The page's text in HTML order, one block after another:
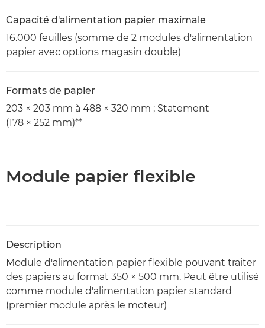
Capacité d'alimentation papier maximale
16.000 feuilles (somme de 2 modules d'alimentation
papier avec options magasin double)
Formats de papier
203 × 203 mm à 488 × 320 mm ; Statement
(178 × 252 mm)**
Module papier flexible
Description
Module d'alimentation papier flexible pouvant traiter
des papiers au format 350 × 500 mm. Peut être utilisé
comme module d'alimentation papier standard
(premier module après le moteur)